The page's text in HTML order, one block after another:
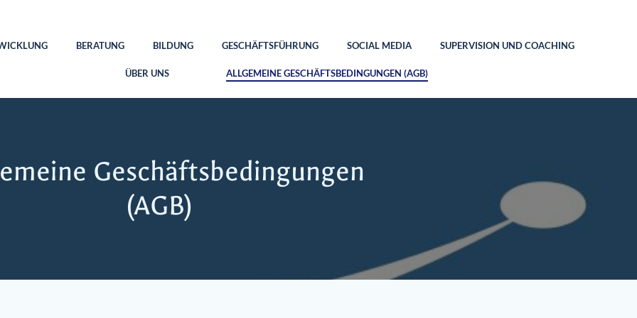
BERATUNG BILDUNG GESCHÄFTSFÜHRUNG SOCIAL MEDIA SUPERVISION UND COACHING
ÜBER UNS ALLGEMEINE GESCHÄFTSBEDINGUNGEN (AGB)
Geschäftsbedingungen
(AGB)